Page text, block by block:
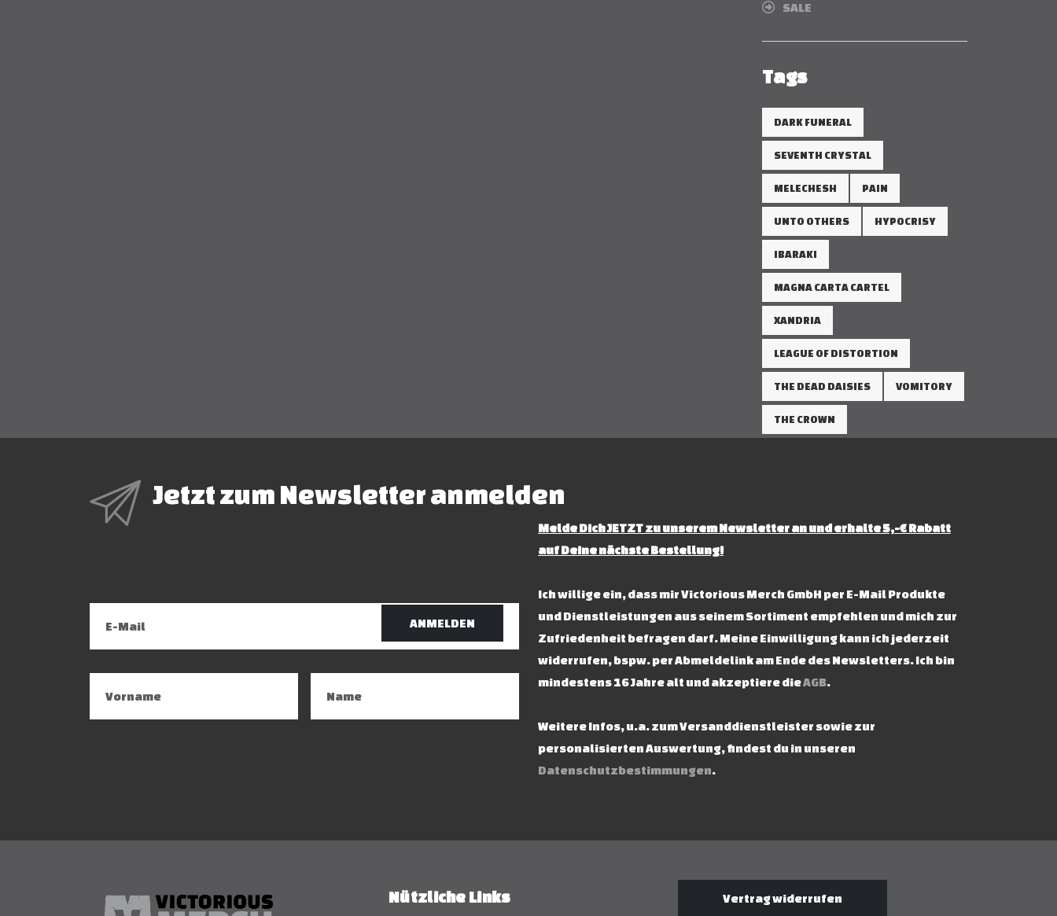
SALE
Tags
DARK FUNERAL
SEVENTH CRYSTAL
MELECHESH PAIN
UNTO OTHERS HYPOCRISY
IBARAKI
MAGNA CARTA CARTEL
XANDRIA
LEAGUE OF DISTORTION
THE DEAD DAISIES VOMITORY
THE CROWN
Jetzt zum Newsletter anmelden
ANMELDEN
Melde Dich JETZT zu unserem Newsletter an und erhalte 5,-€ Rabatt
auf Deine nächste Bestellung!
Ich willige ein, dass mir Victorious Merch GmbH per E-Mail Produkte
und Dienstleistungen aus seinem Sortiment empfehlen und mich zur
Zufriedenheit befragen darf. Meine Einwilligung kann ich jederzeit
widerrufen, bspw. per Abmeldelink am Ende des Newsletters. Ich bin
mindestens 16 Jahre alt und akzeptiere dieAGB.
Weitere Infos, u.a. zum Versanddienstleister sowie zur
personalisierten Auswertung, findest du in unseren
Datenschutzbestimmungen.
Nützliche Links Vertrag widerrufen